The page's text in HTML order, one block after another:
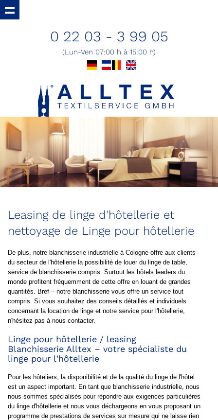
0 22 03 - 3 99 05
(Lun-Ven 07:00 h à 15:00 h)
Leasing de linge d'hôtellerie et
nettoyage de Linge pour hôtellerie
De plus, notre blanchisserie industrielle à Cologne offre aux clients
du secteur de l'hôtellerie la possibilité de louer du linge de table,
service de blanchisserie compris. Surtout les hôtels leaders du
monde profitent fréquemment de cette offre en louant de grandes
quantités. Bref – notre blanchisserie vous offre un service tout
compris. Si vous souhaitez des conseils détaillés et individuels
concernant la location de linge et notre service pour l'hôtellerie,
n'hésitez pas à nous contacter.
Linge pour hôtellerie / leasing
Blanchisserie Alltex – votre spécialiste du
linge pour l'hôtellerie
Pour les hôteliers, la disponibilité et de la qualité du linge de l'hôtel
est un aspect important. En tant que blanchisserie industrielle, nous
nous sommes spécialisés pour répondre aux exigences particulières
du linge d'hôtellerie et nous vous déchargeons en vous proposant un
programme de prestations de services sur mesure qui ne laisse rien